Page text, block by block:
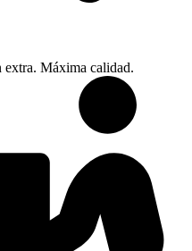
extra. Máxima calidad.